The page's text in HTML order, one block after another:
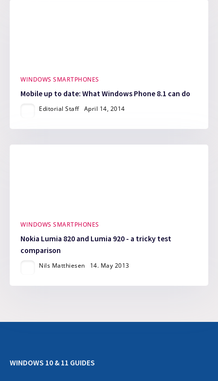
WINDOWS SMARTPHONES
Mobile up to date: What Windows Phone 8.1 can do
Editorial Staff April 14, 2014
WINDOWS SMARTPHONES
Nokia Lumia 820 and Lumia 920 - a tricky test
comparison
Nils Matthiesen 14. May 2013
WINDOWS 10 & 11 GUIDES